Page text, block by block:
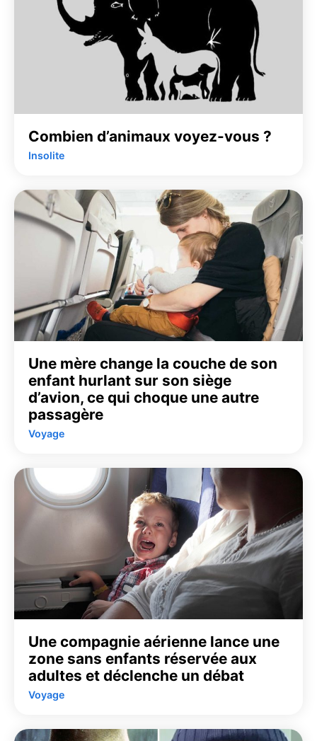
Combien d’animaux voyez-vous ?
Insolite
Une mère change la couche de son
enfant hurlant sur son siège
d’avion, ce qui choque une autre
passagère
Voyage
Une compagnie aérienne lance une
zone sans enfants réservée aux
adultes et déclenche un débat
Voyage